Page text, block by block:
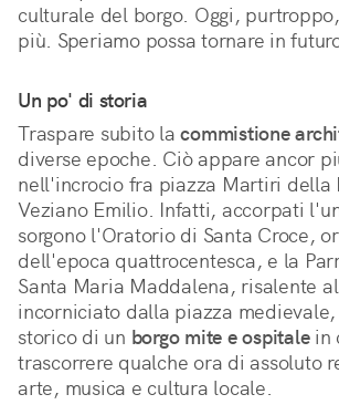
culturale del borgo. Oggi,
più. Speriamo possa tornare in
Un po' di storia
Traspare subito lacommistione
diverse epoche. Ciò appare ancor
nell'incrocio fra piazza Martiri della
Veziano Emilio. Infatti, accorpati
sorgono l'Oratorio di Santa Croce,
dell'epoca quattrocentesca, e la
Santa Maria Maddalena, risalente
incorniciato dalla piazza medievale,
storico di un borgo mite e ospitalein
trascorrere qualche ora di assoluto
arte, musica e cultura locale.